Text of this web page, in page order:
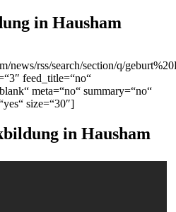
in Hausham
news/rss/search/section/q/
feed_title=“no“
meta=“no“ summary=“no“
size=“30″]
in Hausham